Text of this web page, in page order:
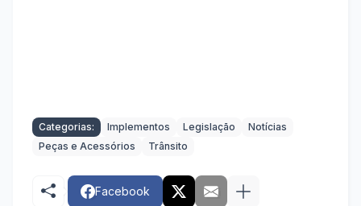
Categorias: Implementos Legislação
Notícias
Peças e Acessórios
Trânsito
Facebook